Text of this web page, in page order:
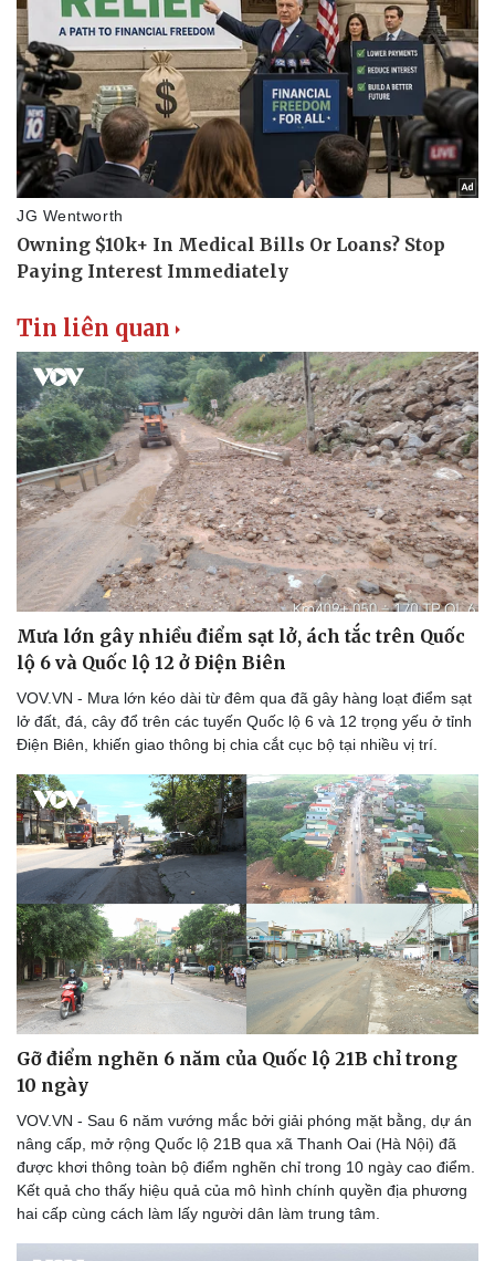
Doanh nghiệp
Thông tin doanh nghiệp
Doanh nghiệp 24h
Doanh nhân
Vì cộng đồng
Công nghệ
Sành điệu
Tin Công nghệ
Trải nghiệm
Chuyển đổi số
Tin liên quan
Mưa lớn gây nhiều điểm sạt lở, ách tắc trên Quốc
lộ 6 và Quốc lộ 12 ở Điện Biên
VOV.VN - Mưa lớn kéo dài từ đêm qua đã gây hàng loạt điểm sạt
lở đất, đá, cây đổ trên các tuyến Quốc lộ 6 và 12 trọng yếu ở tỉnh
Điện Biên, khiến giao thông bị chia cắt cục bộ tại nhiều vị trí.
Gỡ điểm nghẽn 6 năm của Quốc lộ 21B chỉ trong
10 ngày
VOV.VN - Sau 6 năm vướng mắc bởi giải phóng mặt bằng, dự án
nâng cấp, mở rộng Quốc lộ 21B qua xã Thanh Oai (Hà Nội) đã
được khơi thông toàn bộ điểm nghẽn chỉ trong 10 ngày cao điểm.
Kết quả cho thấy hiệu quả của mô hình chính quyền địa phương
hai cấp cùng cách làm lấy người dân làm trung tâm.